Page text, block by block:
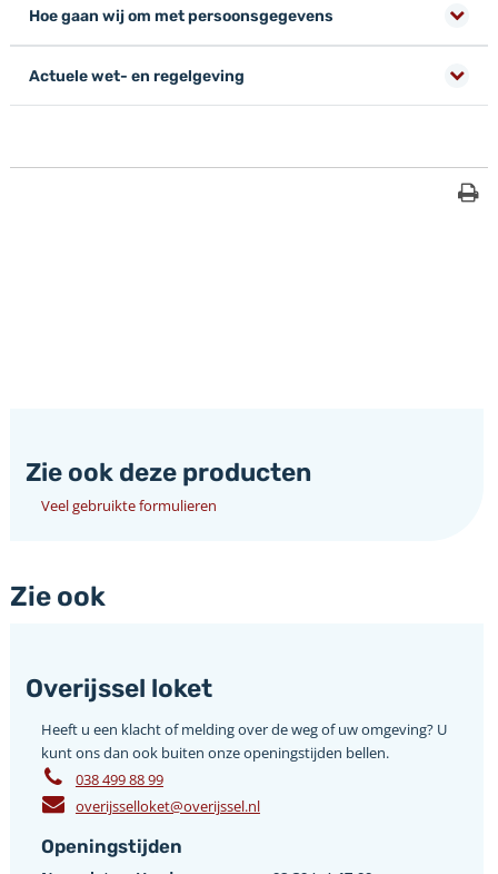
Hoe gaan wij om met persoonsgegevens
Actuele wet- en regelgeving
Zie ook deze producten
Veel gebruikte formulieren
Zie ook
Overijssel loket
Heeft u een klacht of melding over de weg of uw omgeving? U
kunt ons dan ook buiten onze openingstijden bellen.
038 499 88 99
overijsselloket@overijssel.nl
Openingstijden